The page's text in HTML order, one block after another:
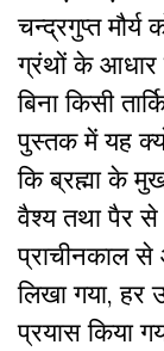
चन्द्रगुप्त मौर्य
ग्रंथों के आधार
बिना किसी
पुस्तक में यह
कि ब्रह्मा के
वैश्य तथा पैर
प्राचीनकाल से
लिखा गया, हर
प्रयास किया